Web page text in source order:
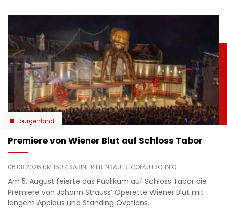
burgenland
Premiere von Wiener Blut auf Schloss Tabor
06.08.2026 UM 15:37, SABINE RIEBENBAUER-GOLAUTSCHNIG
Am 5. August feierte das Publikum auf Schloss Tabor die
Premiere von Johann Strauss’ Operette Wiener Blut mit
langem Applaus und Standing Ovations.